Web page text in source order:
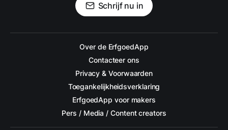
Schrijf nu in
Over de ErfgoedApp
Contacteer ons
Privacy & Voorwaarden
Toegankelijkheidsverklaring
ErfgoedApp voor makers
Pers / Media / Content creators